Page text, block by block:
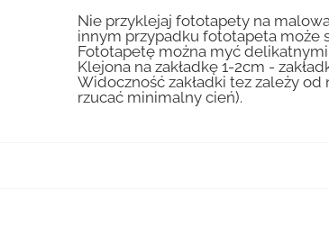
Nie przyklejaj fototapety na
innym przypadku fototapeta może
Fototapetę można myć
Klejona na zakładkę 1-2cm -
Widoczność zakładki tez zależy
rzucać minimalny cień).